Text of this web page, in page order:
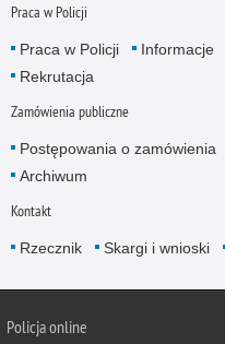
Praca w Policji
Praca w Policji Informacje
Rekrutacja
Zamówienia publiczne
Postępowania o zamówienia
Archiwum
Kontakt
Rzecznik Skargi i wnioski
Policjaonline